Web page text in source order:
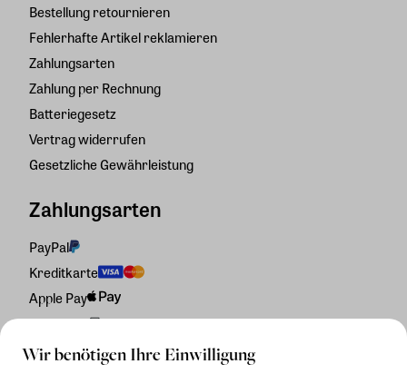
Wir benötigen Ihre Einwilligung
Bestellung retournieren
Fehlerhafte Artikel reklamieren
Zahlungsarten
Zahlung per Rechnung
Batteriegesetz
Vertrag widerrufen
Gesetzliche Gewährleistung
Zahlungsarten
PayPal
Kreditkarte
Apple Pay
Rechnung